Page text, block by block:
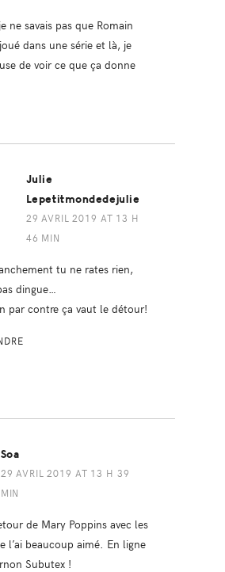
ne savais pas que Romain
dans une série et là, je
de voir ce que ça donne
Julie
Lepetitmondedejulie
29 AVRIL 2019 AT 13 H
46 MIN
tu ne rates rien,
dingue…
par contre ça vaut le détour!
Soa
29 AVRIL 2019 AT 13 H 39
MIN
de Mary Poppins avec les
l’ai beaucoup aimé. En ligne
Subutex !